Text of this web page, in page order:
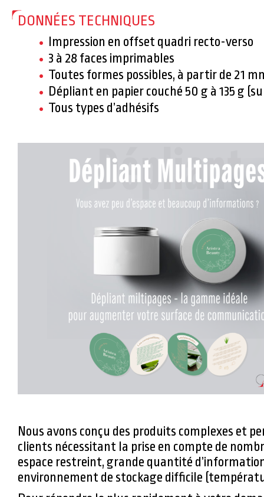
DONNÉES TECHNIQUES
Impression en offset quadri recto-verso
3 à 28 faces imprimables
Toutes formes possibles, à partir de 21
Dépliant en papier couché 50 g à 135 g
Tous types d’adhésifs
Nous avons conçu des produits complexes et
clients nécessitant la prise en compte de
espace restreint, grande quantité
environnement de stockage difficile